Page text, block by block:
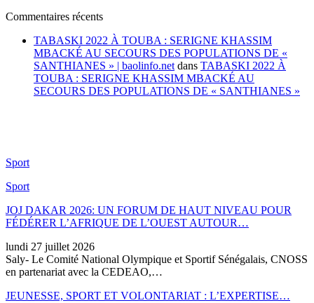
Commentaires récents
TABASKI 2022 À TOUBA : SERIGNE KHASSIM
MBACKÉ AU SECOURS DES POPULATIONS DE «
SANTHIANES » | baolinfo.net dans TABASKI 2022 À
TOUBA : SERIGNE KHASSIM MBACKÉ AU
SECOURS DES POPULATIONS DE « SANTHIANES »
Sport
Sport
JOJ DAKAR 2026: UN FORUM DE HAUT NIVEAU POUR
FÉDÉRER L’AFRIQUE DE L’OUEST AUTOUR…
lundi 27 juillet 2026
Saly- Le Comité National Olympique et Sportif Sénégalais, CNOSS
en partenariat avec la CEDEAO,…
JEUNESSE, SPORT ET VOLONTARIAT : L’EXPERTISE…